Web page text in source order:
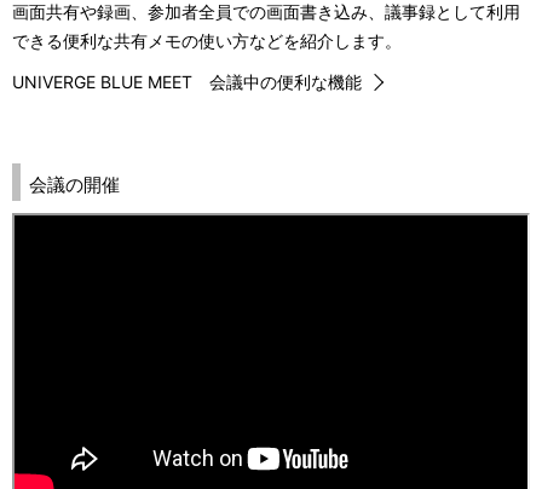
画面共有や録画、参加者全員での画面書き込み、議事録として利用
できる便利な共有メモの使い方などを紹介します。
UNIVERGE BLUE MEET 会議中の便利な機能
会議の開催